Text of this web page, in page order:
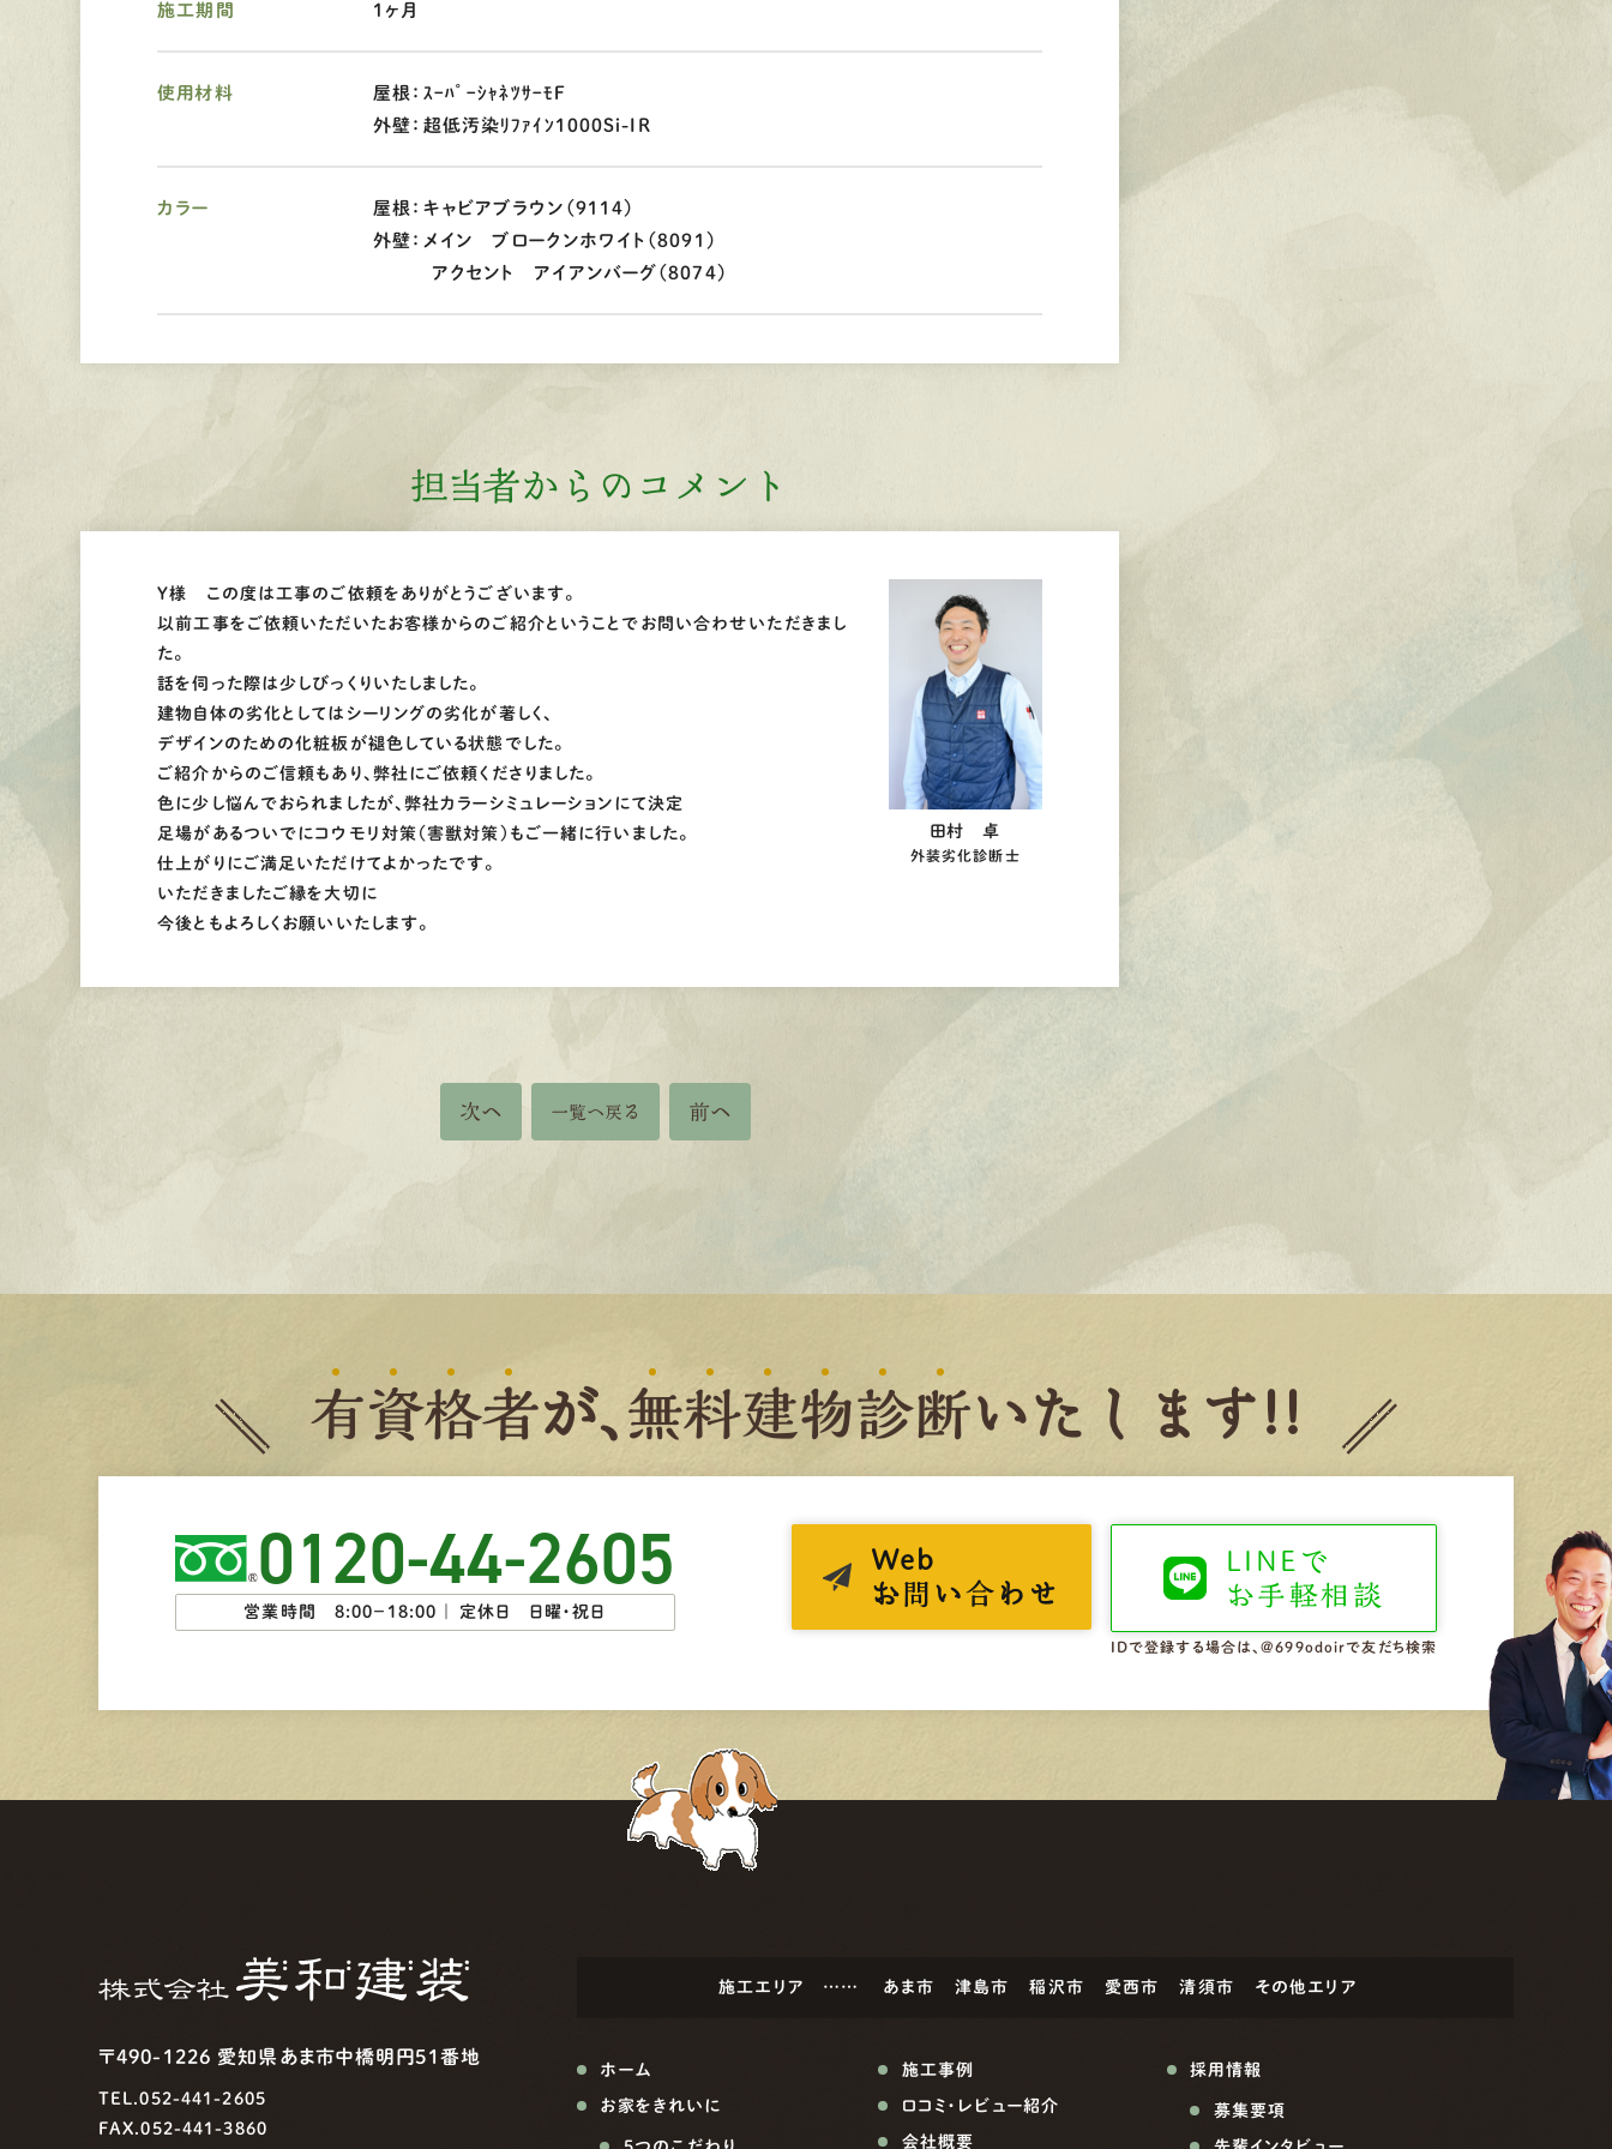
施工期間 1ヶ月
使用材料
屋根：ｽｰﾊﾟｰｼｬﾈﾂｻｰﾓＦ
外壁：超低汚染ﾘﾌｧｲﾝ1000Si-IR
カラー
屋根：キャビアブラウン（9114）
外壁：メイン ブロークンホワイト（8091）
アクセント アイアンバーグ（8074）
担当者からのコメント
Y様 この度は工事のご依頼をありがとうございます。
以前工事をご依頼いただいたお客様からのご紹介ということでお問い合わせいただきまし
た。
話を伺った際は少しびっくりいたしました。
建物自体の劣化としてはシーリングの劣化が著しく、
デザインのための化粧板が褪色している状態でした。
ご紹介からのご信頼もあり、弊社にご依頼くださりました。
色に少し悩んでおられましたが、弊社カラーシミュレーションにて決定
足場があるついでにコウモリ対策（害獣対策）もご一緒に行いました。
仕上がりにご満足いただけてよかったです。
いただきましたご縁を大切に
今後ともよろしくお願いいたします。
田村 卓
外装劣化診断士
次へ 一覧へ戻る 前へ
有資格者が、 無料建物診断いたします!!
0120-44-2605
営業時間 8:00−18:00 ｜ 定休日 日曜・祝日
Web
お問い合わせ
LINEで
お手軽相談
IDで登録する場合は、@699odoirで友だち検索
〒490-1226 愛知県あま市中橋明円51番地
TEL.052-441-2605
FAX.052-441-3860
施工エリア …… あま市 津島市 稲沢市 愛西市 清須市 その他エリア
ホーム
お家をきれいに
施工事例
口コミ・レビュー紹介
会社概要
採用情報
募集要項